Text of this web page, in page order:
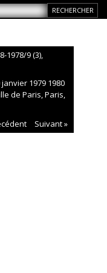
1978/9 (3),
1979 1980
de Paris, Paris,
Suivant »